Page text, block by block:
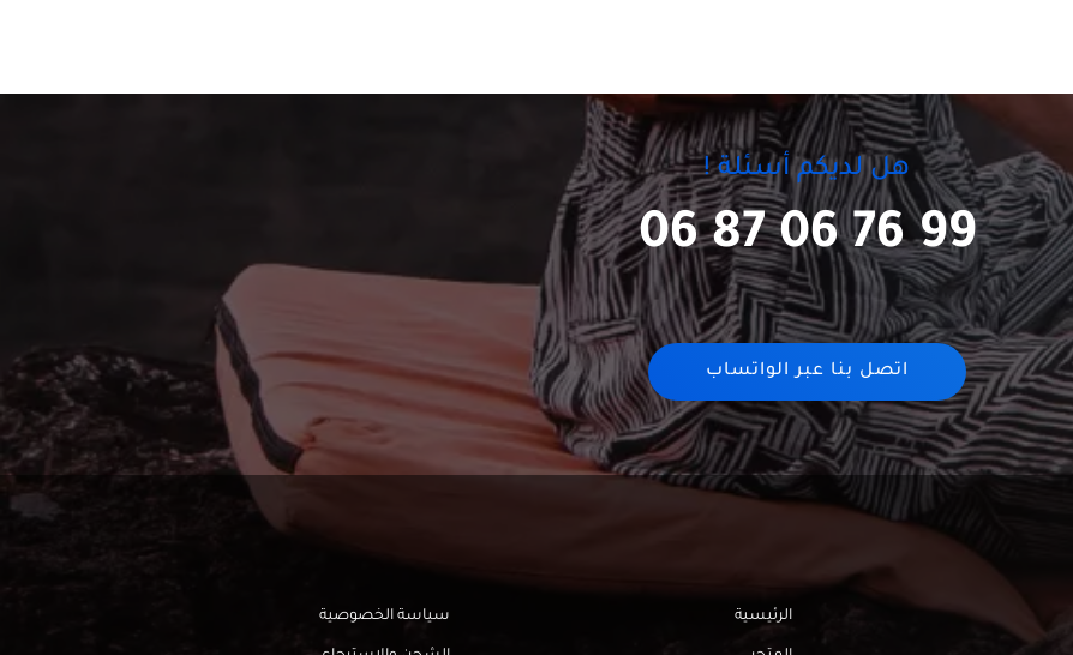
هل لديكم أسئلة !
06 87 06 76 99
اتصل بنا عبر الواتساب
الرئيسية سياسة الخصوصية